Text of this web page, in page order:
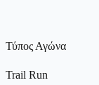
Τύπος Αγώνα
Trail Run